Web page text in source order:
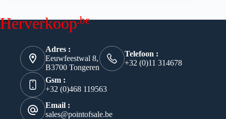
Herverkoop.be
Adres :
Eeuwfeestwal 8,
B3700 Tongeren
Telefoon :
+32 (0)11 314678
Gsm :
+32 (0)468 119563
Email :
sales@pointofsale.be